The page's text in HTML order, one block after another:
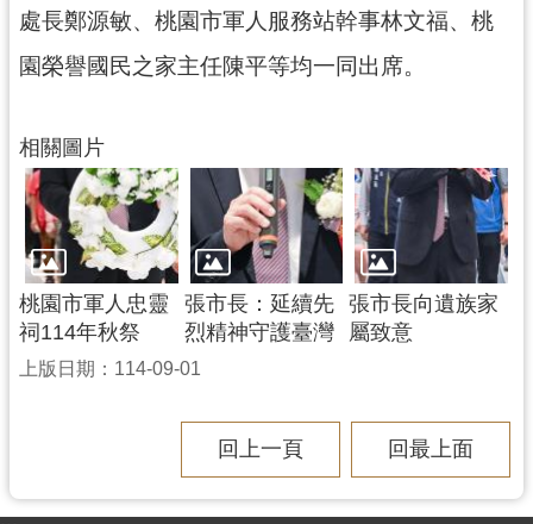
站
料
宣
告
處長鄭源敏、桃園市軍人服務站幹事林文福、桃
園榮譽國民之家主任陳平等均一同出席。
相關圖片
桃園市軍人忠靈
祠114年秋祭
張市長：延續先
烈精神守護臺灣
張市長向遺族家
屬致意
上版日期：114-09-01
回上一頁 回最上面